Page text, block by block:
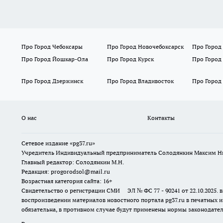
Про Город Чебоксары Про Город Новочебоксарск Про Город
Про Город Йошкар-Ола
Про Город Курск Про
Про Город Дзержинск
Про Город Владивосток Про Город
О нас Контакты
Сетевое издание «pg37.ru»
Учредитель Индивидуальный предприниматель Солодянкин Максим
Главный редактор: Солодянкин М.Н.
Редакция: progorodsol@mail.ru
Возрастная категория сайта: 16+
Свидетельство о регистрации СМИ ЭЛ № ФС 77 - 90241 от
воспроизведении материалов новостного портала pg37.ru в
обязательна, в противном случае будут применены нормы